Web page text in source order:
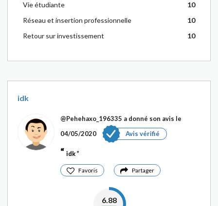
Vie étudiante
10
Réseau et insertion professionnelle
10
Retour sur investissement
10
idk
@Pehehaxo_196335 a donné son avis le
04/05/2020
Avis vérifié
idk
Favoris Partager
6.88